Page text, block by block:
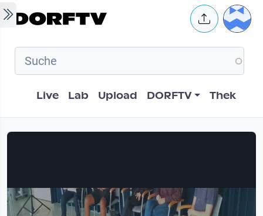
Skip to main content User
Hauptnavigation
Live Lab Upload DORFTV Thek